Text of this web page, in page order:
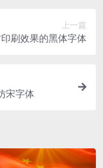
上一篇
刷效果的黑体字体
宋字体